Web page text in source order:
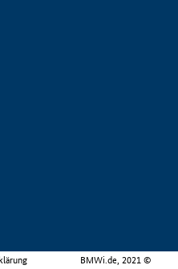
BMWi.de, 2021 ©